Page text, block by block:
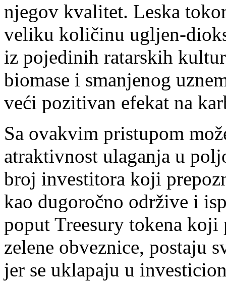
njegov kvalitet. Leska
veliku količinu ugljen-
iz pojedinih ratarskih
biomase i smanjenog
veći pozitivan efekat na
Sa ovakvim pristupom
atraktivnost ulaganja u
broj investitora koji
kao dugoročno održive i
poput Treesury tokena
zelene obveznice, postaju
jer se uklapaju u